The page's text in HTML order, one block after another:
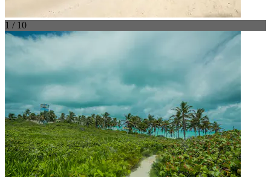
1 / 10